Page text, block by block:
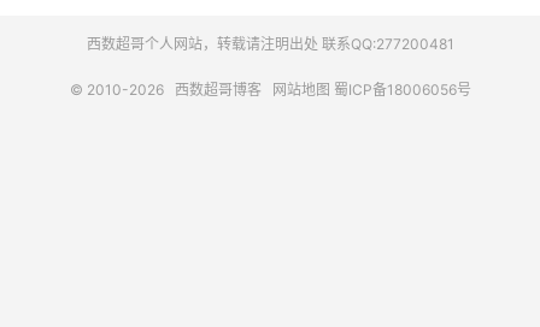
西数超哥个人网站，转载请注明出处 联系QQ:277200481
© 2010-2026 西数超哥博客 网站地图 蜀ICP备18006056号